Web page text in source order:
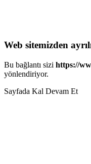
Web sitemizden
Bu bağlantı sizi https://
yönlendiriyor.
Sayfada Kal Devam Et